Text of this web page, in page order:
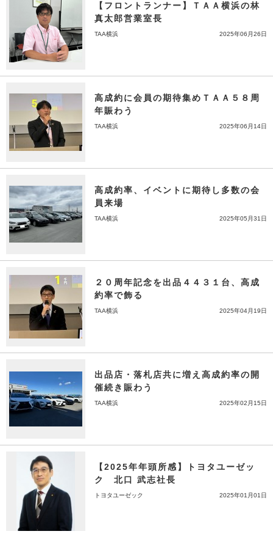
【フロントランナー】ＴＡＡ横浜の林
真太郎営業室長
TAA横浜 2025年06月26日
高成約に会員の期待集めＴＡＡ５８周
年賑わう
TAA横浜 2025年06月14日
高成約率、イベントに期待し多数の会
員来場
TAA横浜 2025年05月31日
２０周年記念を出品４４３１台、高成
約率で飾る
TAA横浜 2025年04月19日
出品店・落札店共に増え高成約率の開
催続き賑わう
TAA横浜 2025年02月15日
【2025年年頭所感】トヨタユーゼッ
ク 北口 武志社長
トヨタユーゼック 2025年01月01日